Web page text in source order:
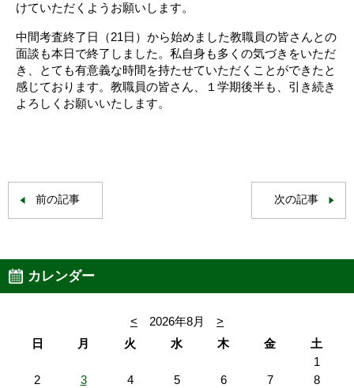
けていただくようお願いします。
中間考査終了日（21日）から始めました教職員の皆さんとの
面談も本日で終了しました。私自身も多くの気づきをいただ
き、とても有意義な時間を持たせていただくことができたと
感じております。教職員の皆さん、１学期後半も、引き続き
よろしくお願いいたします。
前の記事 次の記事
カレンダー
< 2026年8月
>
日
月 火 水 木 金
土
1
2
3 4 5 6 7
8